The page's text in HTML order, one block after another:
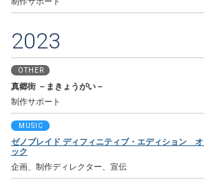
2023
OTHER
真郷街 －まきょうがい－
制作サポート
MUSIC
ゼノブレイド ディフィニティブ・エディション
ック
企画、制作ディレクター、宣伝